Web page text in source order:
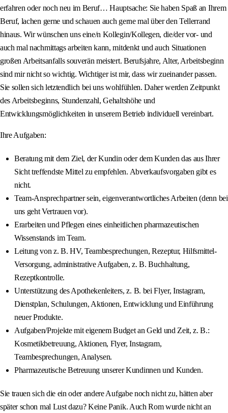
erfahren oder noch neu im Beruf… Hauptsache: Sie haben Spaß an Ihrem
Beruf, lachen gerne und schauen auch gerne mal über den Tellerrand
hinaus. Wir wünschen uns eine/n Kollegin/Kollegen, die/der vor- und
auch mal nachmittags arbeiten kann, mitdenkt und auch Situationen
großen Arbeitsanfalls souverän meistert. Berufsjahre, Alter, Arbeitsbeginn
sind mir nicht so wichtig. Wichtiger ist mir, dass wir zueinander passen.
Sie sollen sich letztendlich bei uns wohlfühlen. Daher werden Zeitpunkt
des Arbeitsbeginns, Stundenzahl, Gehaltshöhe und
Entwicklungsmöglichkeiten in unserem Betrieb individuell vereinbart.
Ihre Aufgaben:
Beratung mit dem Ziel, der Kundin oder dem Kunden das aus Ihrer
Sicht treffendste Mittel zu empfehlen. Abverkaufsvorgaben gibt es
nicht.
Team-Ansprechpartner sein, eigenverantwortliches Arbeiten (denn bei
uns geht Vertrauen vor).
Erarbeiten und Pflegen eines einheitlichen pharmazeutischen
Wissenstands im Team.
Leitung von z. B. HV, Teambesprechungen, Rezeptur, Hilfsmittel-
Versorgung, administrative Aufgaben, z. B. Buchhaltung,
Rezeptkontrolle.
Unterstützung des Apothekenleiters, z. B. bei Flyer, Instagram,
Dienstplan, Schulungen, Aktionen, Entwicklung und Einführung
neuer Produkte.
Aufgaben/Projekte mit eigenem Budget an Geld und Zeit, z. B.:
Kosmetikbetreuung, Aktionen, Flyer, Instagram,
Teambesprechungen, Analysen.
Pharmazeutische Betreuung unserer Kundinnen und Kunden.
Sie trauen sich die ein oder andere Aufgabe noch nicht zu, hätten aber
später schon mal Lust dazu? Keine Panik. Auch Rom wurde nicht an